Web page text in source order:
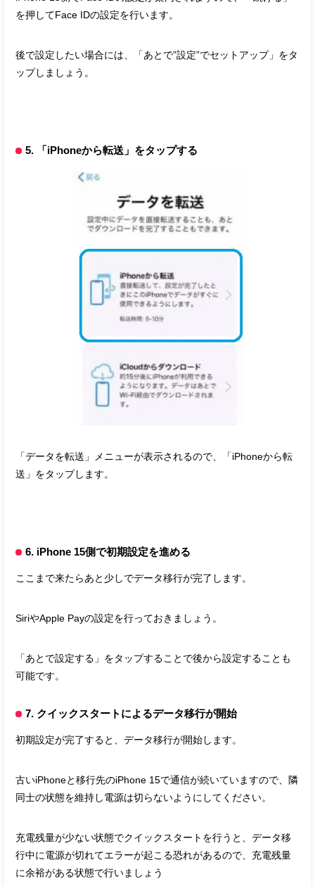
を押してFace IDの設定を行います。
後で設定したい場合には、「あとで”設定”でセットアップ」をタ
ップしましょう。
5. 「iPhoneから転送」をタップする
「データを転送」メニューが表示されるので、「iPhoneから転
送」をタップします。
6. iPhone 15側で初期設定を進める
ここまで来たらあと少しでデータ移行が完了します。
SiriやApple Payの設定を行っておきましょう。
「あとで設定する」をタップすることで後から設定することも
可能です。
7. クイックスタートによるデータ移行が開始
初期設定が完了すると、データ移行が開始します。
古いiPhoneと移行先のiPhone 15で通信が続いていますので、隣
同士の状態を維持し電源は切らないようにしてください。
充電残量が少ない状態でクイックスタートを行うと、データ移
行中に電源が切れてエラーが起こる恐れがあるので、充電残量
に余裕がある状態で行いましょう